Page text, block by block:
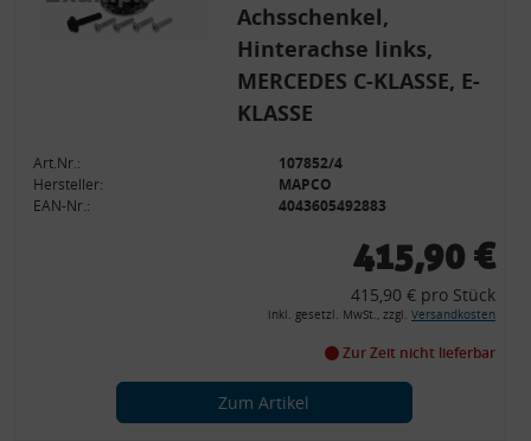
Achsschenkel,
Hinterachse links,
MERCEDES C-KLASSE, E-
KLASSE
Art.Nr.:
107852/4
Hersteller:
MAPCO
EAN-Nr.:
4043605492883
415,90 €
415,90 € pro Stück
inkl. gesetzl. MwSt., zzgl. Versandkosten
Zur Zeit nicht lieferbar
Zum Artikel